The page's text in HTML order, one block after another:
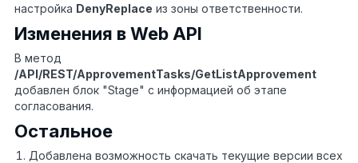
настройка DenyReplace из зоны ответственности.
Изменения в Web API
В метод
/API/REST/ApprovementTasks/GetListApprovement
добавлен блок "Stage" с информацией об этапе
согласования.
Остальное
Добавлена возможность скачать текущие версии всех